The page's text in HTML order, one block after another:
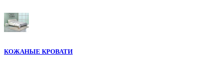
КОЖАНЫЕ КРОВАТИ